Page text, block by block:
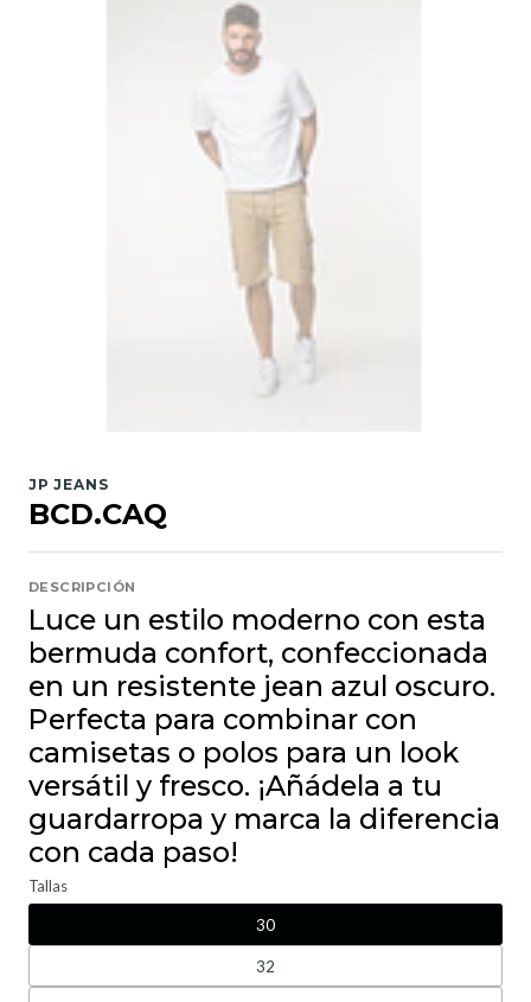
JP JEANS
BCD.CAQ
DESCRIPCIÓN
Luce un estilo moderno con esta
bermuda confort, confeccionada
en un resistente jean azul oscuro.
Perfecta para combinar con
camisetas o polos para un look
versátil y fresco. ¡Añádela a tu
guardarropa y marca la diferencia
con cada paso!
Tallas
30
32